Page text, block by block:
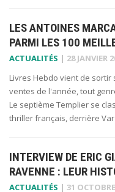
LES ANTOINES
PARMI LES 100
ACTUALITÉS | 28 JANVIER
Livres Hebdo vient de sortir
ventes de l'année, tout
Le septième Templier se
thriller français, derrière
INTERVIEW DE ERIC
RAVENNE : LEUR
ACTUALITÉS | 31